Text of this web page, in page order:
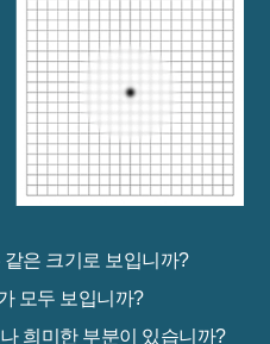
은 크기로 보입니까?
모두 보입니까?
희미한 부분이 있습니까?